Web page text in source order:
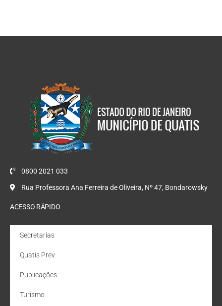
0800 2021 033
Rua Professora Ana Ferreira de Oliveira, Nº 47, Bondarowsky
ACESSO RÁPIDO
Secretarias
Quatis Prev
Publicações
Turismo